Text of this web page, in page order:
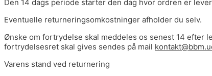
Den 14 dags periode starter den dag hvor ordren er
Eventuelle returneringsomkostninger afholder du selv.
Ønske om fortrydelse skal meddeles os senest 14
fortrydelsesret skal gives sendes på mail
Varens stand ved returnering